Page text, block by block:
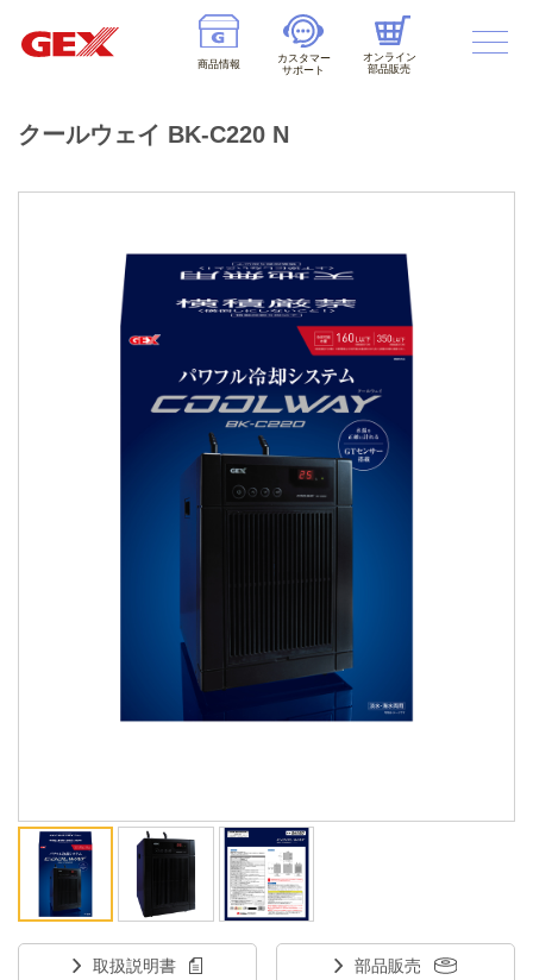
商品情報
カスタマー
サポート
オンライン
部品販売
ENGLISH
クールウェイ BK-C220 N
取扱説明書 部品販売